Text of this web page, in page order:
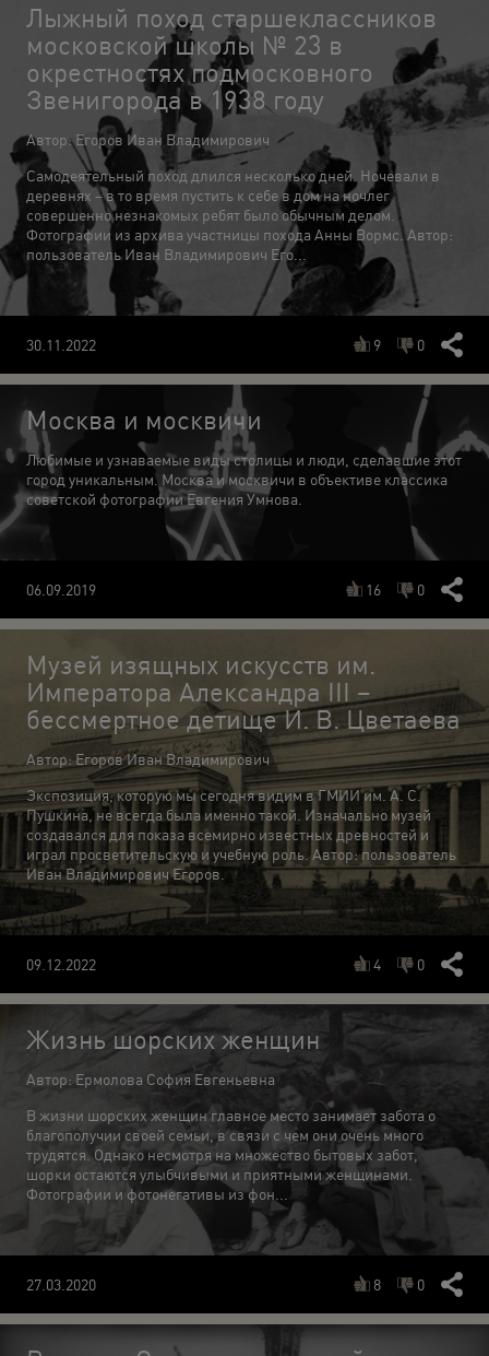
Лыжный поход старшеклассников
московской школы № 23 в
окрестностях подмосковного
Звенигорода в 1938 году
Автор: Егоров Иван Владимирович
Самодеятельный поход длился несколько дней. Ночевали в
деревнях – в то время пустить к себе в дом на ночлег
совершенно незнакомых ребят было обычным делом.
Фотографии из архива участницы похода Анны Вормс. Автор:
пользователь Иван Владимирович Его...
30.11.2022 9 0
Москва и москвичи
Любимые и узнаваемые виды столицы и люди, сделавшие этот
город уникальным. Москва и москвичи в объективе классика
советской фотографии Евгения Умнова.
06.09.2019 16 0
Музей изящных искусств им.
Императора Александра III –
бессмертное детище И. В. Цветаева
Автор: Егоров Иван Владимирович
Экспозиция, которую мы сегодня видим в ГМИИ им. А. С.
Пушкина, не всегда была именно такой. Изначально музей
создавался для показа всемирно известных древностей и
играл просветительскую и учебную роль. Автор: пользователь
Иван Владимирович Егоров.
09.12.2022 4 0
Жизнь шорских женщин
Автор: Ермолова София Евгеньевна
В жизни шорских женщин главное место занимает забота о
благополучии своей семьи, в связи с чем они очень много
трудятся. Однако несмотря на множество бытовых забот,
шорки остаются улыбчивыми и приятными женщинами.
Фотографии и фотонегативы из фон...
27.03.2020 8 0